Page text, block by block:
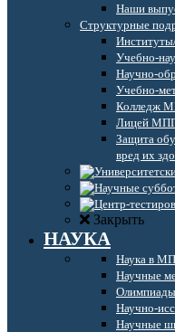
Наши
Структурные
Учебно-
Научно-
Учебно-
Колледж
Лицей
Защита
вред их
Закрыть
НАУКА
Наука в
Научные
Научно-
Научные